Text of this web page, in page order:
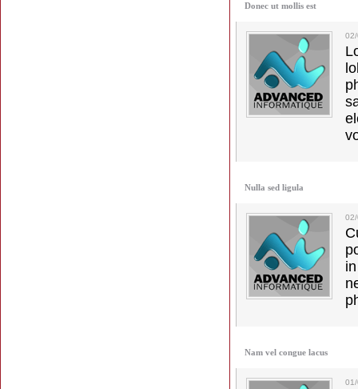
Donec ut mollis est
Nulla sed ligula
Nam vel congue lacus